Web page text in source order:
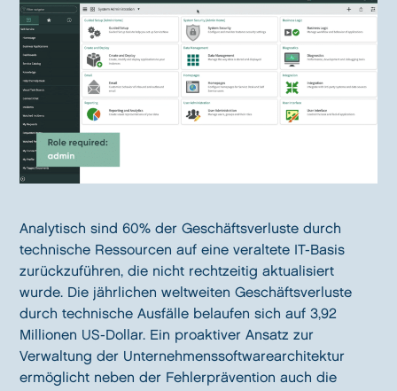
Analytisch sind 60% der Geschäftsverluste durch
technische Ressourcen auf eine veraltete IT-Basis
zurückzuführen, die nicht rechtzeitig aktualisiert
wurde. Die jährlichen weltweiten Geschäftsverluste
durch technische Ausfälle belaufen sich auf 3,92
Millionen US-Dollar. Ein proaktiver Ansatz zur
Verwaltung der Unternehmenssoftwarearchitektur
ermöglicht neben der Fehlerprävention auch die